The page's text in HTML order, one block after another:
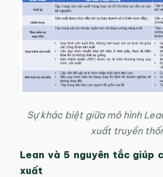
Sự khác biệt giữa mô hình
xuất truyền
Lean và 5 nguyên tắc giúp
xuất